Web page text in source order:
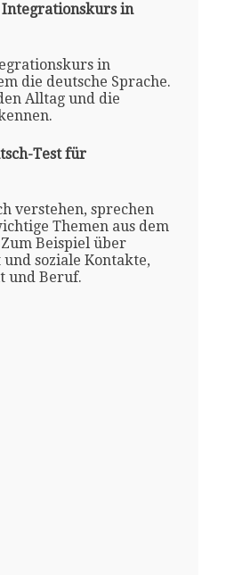
in
in
die deutsche Sprache.
Alltag und die
Test für
verstehen, sprechen
Themen aus dem
Beispiel über
soziale Kontakte,
und Beruf.